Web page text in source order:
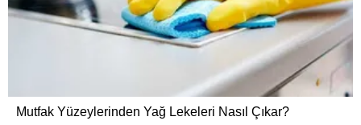
Mutfak Yüzeylerinden Yağ Lekeleri Nasıl Çıkar?